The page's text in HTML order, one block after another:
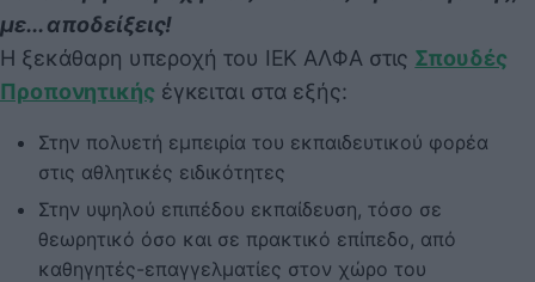
με... αποδείξεις!
Η ξεκάθαρη υπεροχή του ΙΕΚ ΑΛΦΑ στις Σπουδές
Προπονητικής έγκειται στα εξής:
Στην πολυετή εμπειρία του εκπαιδευτικού φορέα
στις αθλητικές ειδικότητες
Στην υψηλού επιπέδου εκπαίδευση, τόσο σε
θεωρητικό όσο και σε πρακτικό επίπεδο, από
καθηγητές-επαγγελματίες στον χώρο του